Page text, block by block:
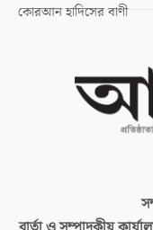
কোরআন হাদিসের বাণী